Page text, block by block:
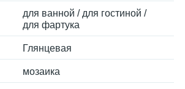
для ванной / для гостиной /
для фартука
Глянцевая
мозаика